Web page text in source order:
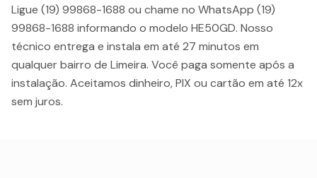
Ligue (19) 99868-1688 ou chame no WhatsApp (19)
99868-1688 informando o modelo HE50GD. Nosso
técnico entrega e instala em até 27 minutos em
qualquer bairro de Limeira. Você paga somente após a
instalação. Aceitamos dinheiro, PIX ou cartão em até 12x
sem juros.